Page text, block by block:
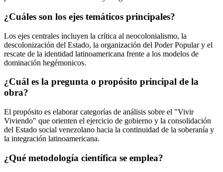
¿Cuáles son los ejes temáticos principales?
Los ejes centrales incluyen la crítica al neocolonialismo, la
descolonización del Estado, la organización del Poder Popular y el
rescate de la identidad latinoamericana frente a los modelos de
dominación hegémonicos.
¿Cuál es la pregunta o propósito principal de la
obra?
El propósito es elaborar categorías de análisis sobre el "Vivir
Viviendo" que orienten el ejercicio de gobierno y la consolidación
del Estado social venezolano hacia la continuidad de la soberanía y
la integración latinoamericana.
¿Qué metodología científica se emplea?